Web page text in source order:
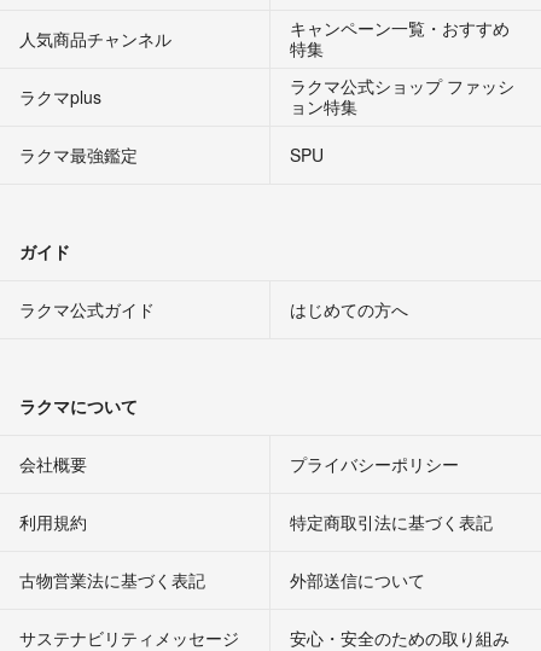
人気商品チャンネル
キャンペーン一覧・おすすめ
特集
ラクマplus
ラクマ公式ショップ ファッシ
ョン特集
ラクマ最強鑑定
SPU
ガイド
ラクマ公式ガイド はじめての方へ
ラクマについて
会社概要 プライバシーポリシー
利用規約 特定商取引法に基づく表記
古物営業法に基づく表記 外部送信について
サステナビリティメッセージ 安心・安全のための取り組み